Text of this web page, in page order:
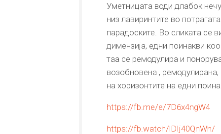
Уметницата води длабок
низ лавиринтите во
парадоските. Во сликата се
димензија, едни поинакви
таа се ремодулира и
возобновена ,
на хоризонтите на едни
https://fb.me/e/7D6x4ngW4
https://fb.watch/lDIj40QnWh/